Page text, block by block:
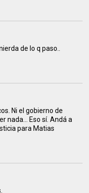
de lo q paso..
Ni el gobierno de
nada... Eso sí. Andá a
para Matias